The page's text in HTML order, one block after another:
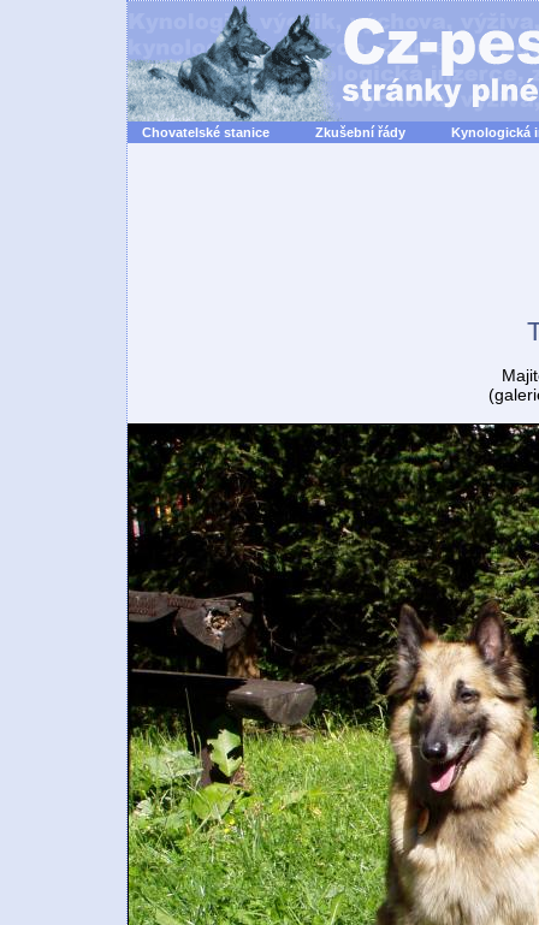
Chovatelské stanice Zkušební řády Kynologická